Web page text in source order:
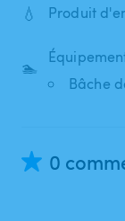
💧 Produit
🏊
Bâche
0